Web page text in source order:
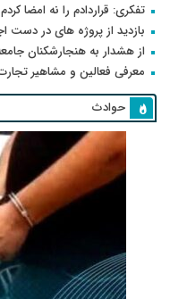
تفکری: قراردادم را نه امضا
بازدید از پروژه های در
از هشدار به هنجارشکنان
معرفی فعالین و مشاهیر
حوادث